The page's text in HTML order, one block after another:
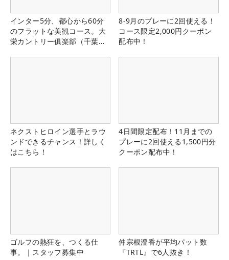
インター5分、都心から60分
のフラットな美観コース。大
栄カントリー俱楽部（千葉
8-9月のプレーに2回使える！
コース限定2,000円クーポン
配布中！
ネクストヒロイン選手とラウ
ンドできるチャンス！詳しく
はこちら！
4日間限定配布！11月までの
プレーに2回使える1,500円分
クーポン配布中！
ゴルフの熱狂を、つくる仕
事。｜スタッフ募集中
仲宗根澄香が平均パット数
『TRTL』で6人抜き！